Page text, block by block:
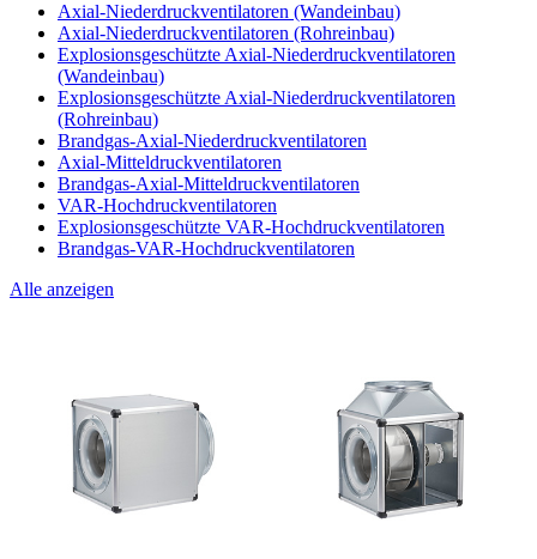
Axial-Niederdruckventilatoren (Wandeinbau)
Axial-Niederdruckventilatoren (Rohreinbau)
Explosionsgeschützte Axial-Niederdruckventilatoren
(Wandeinbau)
Explosionsgeschützte Axial-Niederdruckventilatoren
(Rohreinbau)
Brandgas-Axial-Niederdruckventilatoren
Axial-Mitteldruckventilatoren
Brandgas-Axial-Mitteldruckventilatoren
VAR-Hochdruckventilatoren
Explosionsgeschützte VAR-Hochdruckventilatoren
Brandgas-VAR-Hochdruckventilatoren
Alle anzeigen